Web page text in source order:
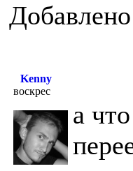
Kenny
воскрес
а